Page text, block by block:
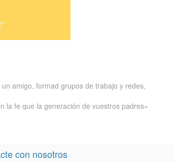
amigo, formad grupos de trabajo y redes,
la fe que la generación de vuestros padres»
con nosotros